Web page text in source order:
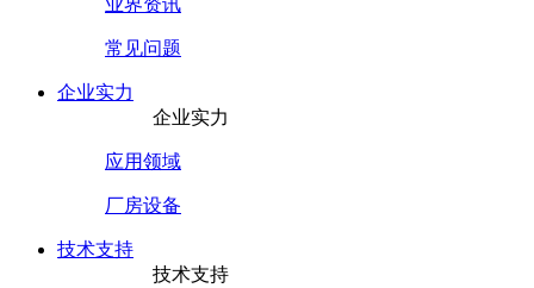
业界资讯
常见问题
企业实力
企业实力
应用领域
厂房设备
技术支持
技术支持